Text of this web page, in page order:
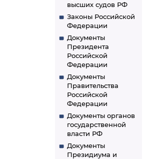
высших судов РФ
Законы Российской
Федерации
Документы
Президента
Российской
Федерации
Документы
Правительства
Российской
Федерации
Документы органов
государственной
власти РФ
Документы
Президиума и